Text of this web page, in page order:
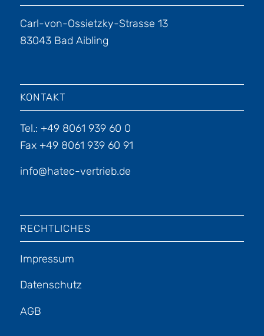
Carl-von-Ossietzky-Strasse 13
83043 Bad Aibling
KONTAKT
Tel.: +49 8061 939 60 0
Fax +49 8061 939 60 91
info@hatec-vertrieb.de
RECHTLICHES
Impressum
Datenschutz
AGB